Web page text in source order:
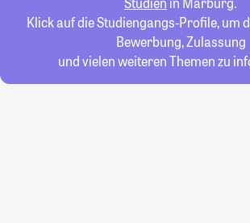
Klick auf die Studiengangs-Profile, um
Bewerbung, Zulassung
und vielen weiteren Themen zu